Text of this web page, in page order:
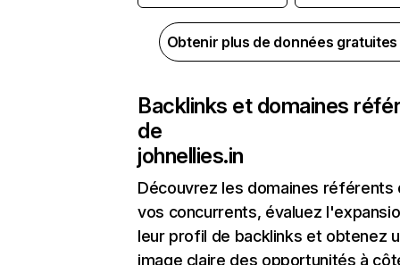
Obtenir plus de données
Backlinks et domaines
de
johnellies.in
Découvrez les domaines référents
vos concurrents, évaluez
leur profil de backlinks et obtenez
image claire des opportunités à